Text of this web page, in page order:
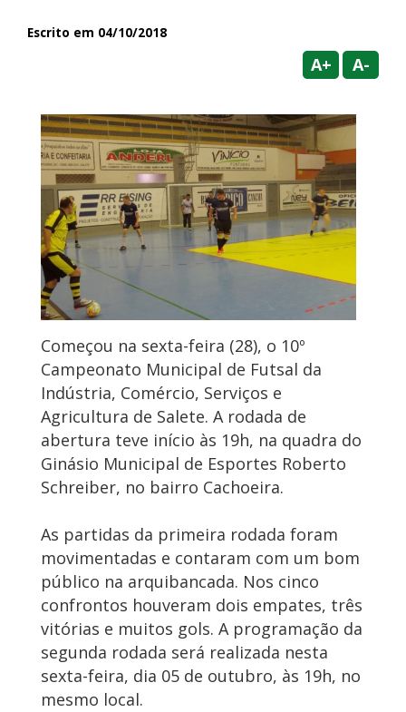
Escrito em 04/10/2018
A+ A-
Começou na sexta-feira (28), o 10º
Campeonato Municipal de Futsal da
Indústria, Comércio, Serviços e
Agricultura de Salete. A rodada de
abertura teve início às 19h, na quadra do
Ginásio Municipal de Esportes Roberto
Schreiber, no bairro Cachoeira.
As partidas da primeira rodada foram
movimentadas e contaram com um bom
público na arquibancada. Nos cinco
confrontos houveram dois empates, três
vitórias e muitos gols. A programação da
segunda rodada será realizada nesta
sexta-feira, dia 05 de outubro, às 19h, no
mesmo local.